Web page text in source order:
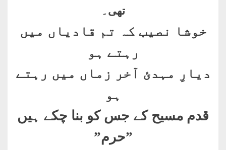
تھی۔
خوشا نصیب کہ تم قادیاں میں
رہتے ہو
دیارِ مہدئ آخر زماں میں رہتے
ہو
قدم مسیح کے جس کو بنا چکے ہیں
”حرم”